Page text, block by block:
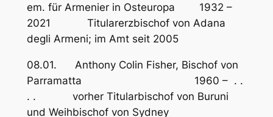
em. für Armenier in Osteuropa 1932 –
2021 Titularerzbischof von Adana
degli Armeni; im Amt seit 2005
08.01. Anthony Colin Fisher, Bischof von
Parramatta 1960 – . .
. . vorher Titularbischof von Buruni
und Weihbischof von Sydney